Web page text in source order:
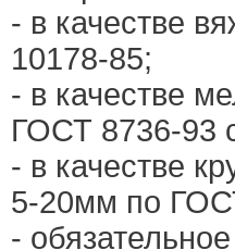
- в качестве
10178-85;
- в качестве
ГОСТ 8736-93
- в качестве
5-20мм по
-